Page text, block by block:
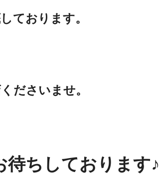
ております。
ださいませ。
待ちしております♪